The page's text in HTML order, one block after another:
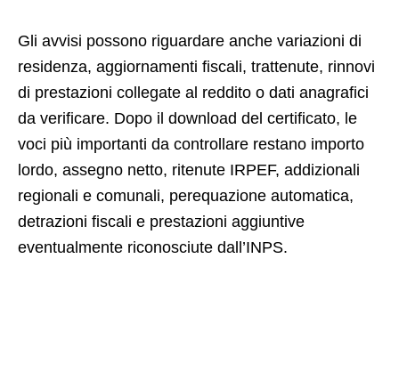
Gli avvisi possono riguardare anche variazioni di
residenza, aggiornamenti fiscali, trattenute, rinnovi
di prestazioni collegate al reddito o dati anagrafici
da verificare. Dopo il download del certificato, le
voci più importanti da controllare restano importo
lordo, assegno netto, ritenute IRPEF, addizionali
regionali e comunali, perequazione automatica,
detrazioni fiscali e prestazioni aggiuntive
eventualmente riconosciute dall’INPS.